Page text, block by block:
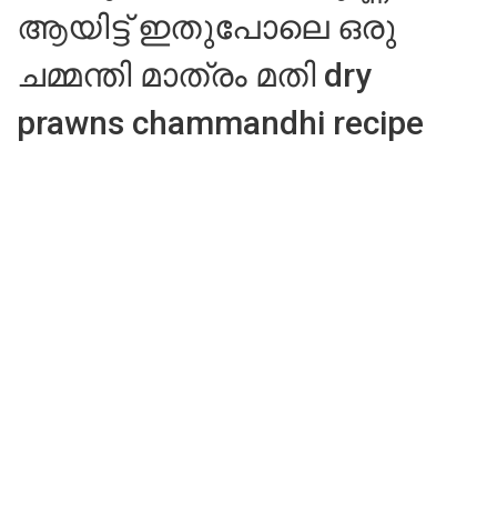
ആയിട്ട് ഇതുപോലെ ഒരു
ചമ്മന്തി മാത്രം മതി dry
prawns chammandhi recipe